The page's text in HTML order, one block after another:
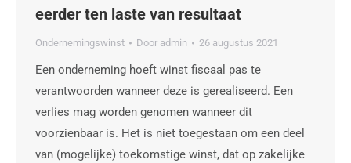
eerder ten laste van resultaat
Ondernemingswinst Door admin 26 augustus 2021
Een onderneming hoeft winst fiscaal pas te
verantwoorden wanneer deze is gerealiseerd. Een
verlies mag worden genomen wanneer dit
voorzienbaar is. Het is niet toegestaan om een deel
van (mogelijke) toekomstige winst, dat op zakelijke